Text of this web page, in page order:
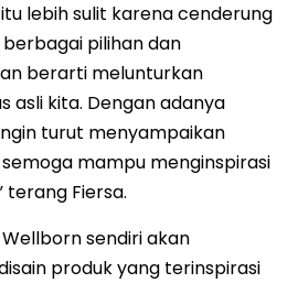
lebih sulit karena cenderung
pilihan dan
berarti melunturkan
asli kita. Dengan adanya
ingin turut menyampaikan
mampu menginspirasi
terang Fiersa.
Wellborn sendiri akan
produk yang terinspirasi